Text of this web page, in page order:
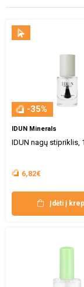
šiuolaikinių
sustiprinti nago
kuo ilgesnį
nepamirškite
-35%
IDUN Minerals
IDUN nagų stipriklis,
6,82€
Įdėti į